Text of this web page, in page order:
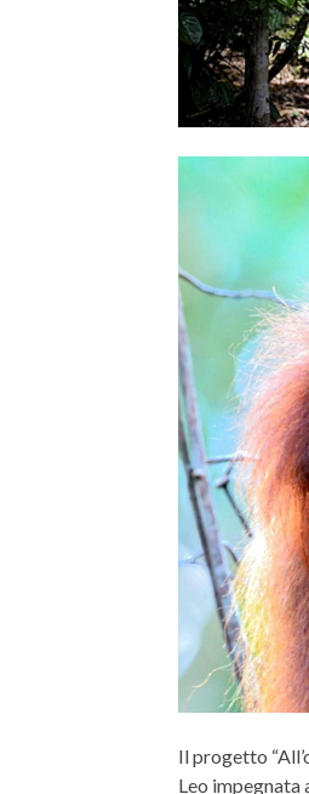
Il progetto
Leo impegnata